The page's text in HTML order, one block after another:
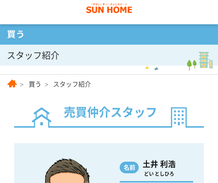
スタッフ紹介
買う スタッフ紹介
売買仲介スタッフ
名前 土井 利浩
どい としひろ